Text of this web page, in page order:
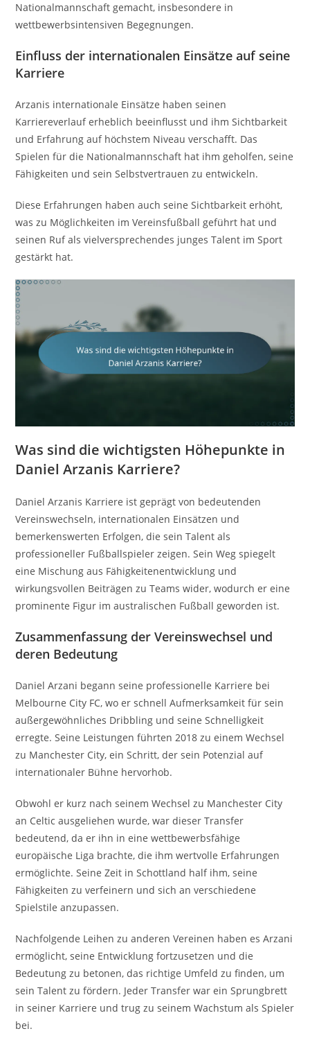
Nationalmannschaft gemacht, insbesondere in
wettbewerbsintensiven Begegnungen.
Einfluss der internationalen Einsätze auf seine
Karriere
Arzanis internationale Einsätze haben seinen
Karriereverlauf erheblich beeinflusst und ihm Sichtbarkeit
und Erfahrung auf höchstem Niveau verschafft. Das
Spielen für die Nationalmannschaft hat ihm geholfen, seine
Fähigkeiten und sein Selbstvertrauen zu entwickeln.
Diese Erfahrungen haben auch seine Sichtbarkeit erhöht,
was zu Möglichkeiten im Vereinsfußball geführt hat und
seinen Ruf als vielversprechendes junges Talent im Sport
gestärkt hat.
Was sind die wichtigsten Höhepunkte in
Daniel Arzanis Karriere?
Daniel Arzanis Karriere ist geprägt von bedeutenden
Vereinswechseln, internationalen Einsätzen und
bemerkenswerten Erfolgen, die sein Talent als
professioneller Fußballspieler zeigen. Sein Weg spiegelt
eine Mischung aus Fähigkeitenentwicklung und
wirkungsvollen Beiträgen zu Teams wider, wodurch er eine
prominente Figur im australischen Fußball geworden ist.
Zusammenfassung der Vereinswechsel und
deren Bedeutung
Daniel Arzani begann seine professionelle Karriere bei
Melbourne City FC, wo er schnell Aufmerksamkeit für sein
außergewöhnliches Dribbling und seine Schnelligkeit
erregte. Seine Leistungen führten 2018 zu einem Wechsel
zu Manchester City, ein Schritt, der sein Potenzial auf
internationaler Bühne hervorhob.
Obwohl er kurz nach seinem Wechsel zu Manchester City
an Celtic ausgeliehen wurde, war dieser Transfer
bedeutend, da er ihn in eine wettbewerbsfähige
europäische Liga brachte, die ihm wertvolle Erfahrungen
ermöglichte. Seine Zeit in Schottland half ihm, seine
Fähigkeiten zu verfeinern und sich an verschiedene
Spielstile anzupassen.
Nachfolgende Leihen zu anderen Vereinen haben es Arzani
ermöglicht, seine Entwicklung fortzusetzen und die
Bedeutung zu betonen, das richtige Umfeld zu finden, um
sein Talent zu fördern. Jeder Transfer war ein Sprungbrett
in seiner Karriere und trug zu seinem Wachstum als Spieler
bei.